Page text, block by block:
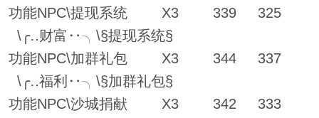
功能NPC\提现系统 X3 339 325
\╭‥财富‥╮\§提现系统§
功能NPC\加群礼包 X3 344 337
\╭‥福利‥╮\§加群礼包§
功能NPC\沙城捐献 X3 342 333